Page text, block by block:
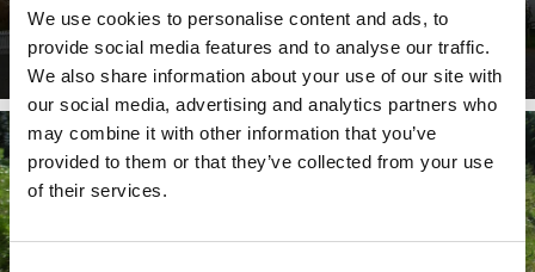
We use cookies to personalise content and ads, to
provide social media features and to analyse our traffic.
We also share information about your use of our site with
our social media, advertising and analytics partners who
may combine it with other information that you’ve
provided to them or that they’ve collected from your use
of their services.
Villa Nysäter
Läs mer